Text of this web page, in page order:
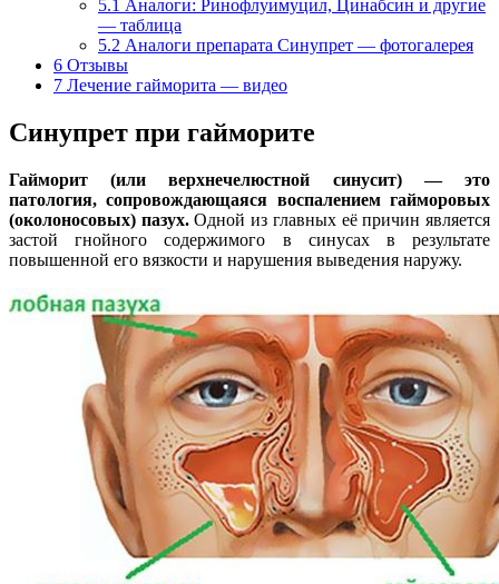
5.1 Аналоги: Ринофлуимуцил, Цинабсин и другие
— таблица
5.2 Аналоги препарата Синупрет — фотогалерея
6 Отзывы
7 Лечение гайморита — видео
Синупрет при гайморите
Гайморит (или верхнечелюстной синусит) — это
патология, сопровождающаяся воспалением гайморовых
(околоносовых) пазух.Одной из главных её причин является
застой гнойного содержимого в синусах в результате
повышенной его вязкости и нарушения выведения наружу.